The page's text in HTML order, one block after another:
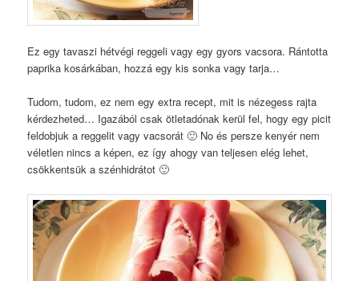
Ez egy tavaszi hétvégi reggeli vagy egy gyors vacsora. Rántotta
paprika kosárkában, hozzá egy kis sonka vagy tarja…
Tudom, tudom, ez nem egy extra recept, mit is nézegess rajta
kérdezheted… Igazából csak ötletadónak kerül fel, hogy egy picit
feldobjuk a reggelit vagy vacsorát 🙂 No és persze kenyér nem
véletlen nincs a képen, ez így ahogy van teljesen elég lehet,
csökkentsük a szénhidrátot 🙂